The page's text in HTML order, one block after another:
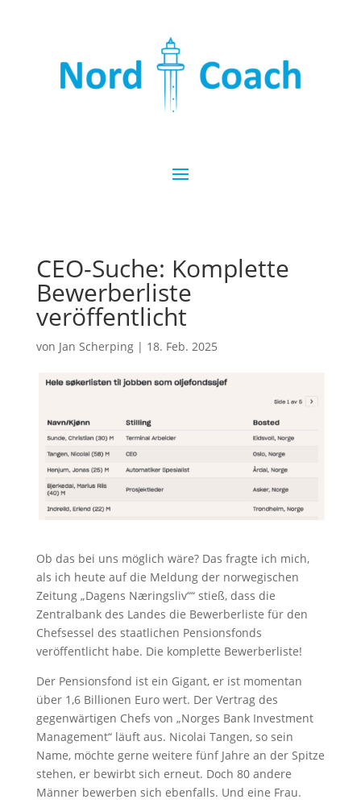
CEO-Suche: Komplette
Bewerberliste
veröffentlicht
von Jan Scherping| 18. Feb. 2025
Ob das bei uns möglich wäre? Das fragte ich mich,
als ich heute auf die Meldung der norwegischen
Zeitung „Dagens Næringsliv““ stieß, dass die
Zentralbank des Landes die Bewerberliste für den
Chefsessel des staatlichen Pensionsfonds
veröffentlicht habe. Die komplette Bewerberliste!
Der Pensionsfond ist ein Gigant, er ist momentan
über 1,6 Billionen Euro wert. Der Vertrag des
gegenwärtigen Chefs von „Norges Bank Investment
Management“ läuft aus. Nicolai Tangen, so sein
Name, möchte gerne weitere fünf Jahre an der Spitze
stehen, er bewirbt sich erneut. Doch 80 andere
Männer bewerben sich ebenfalls. Und eine Frau.